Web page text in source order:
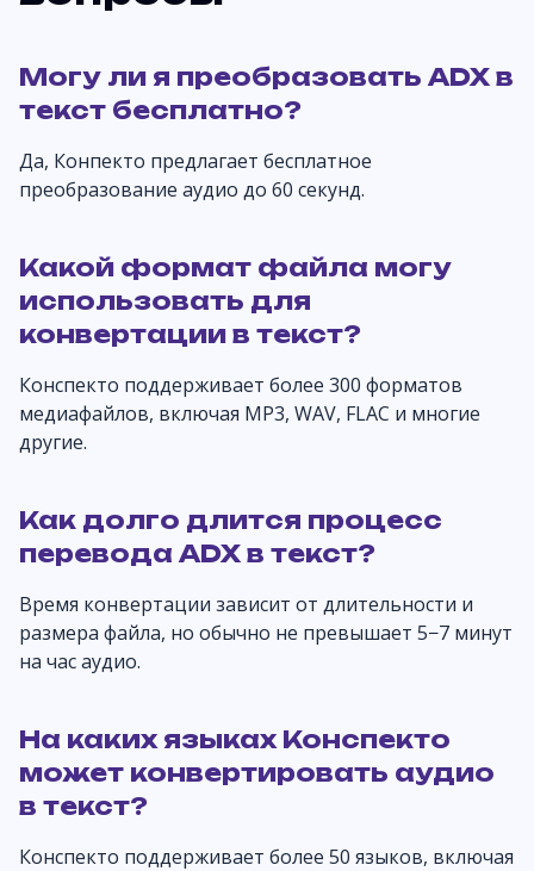
Могу ли я преобразовать ADX в
текст бесплатно?
Да, Конпекто предлагает бесплатное
преобразование аудио до 60 секунд.
Какой формат файла могу
использовать для
конвертации в текст?
Конспекто поддерживает более 300 форматов
медиафайлов, включая MP3, WAV, FLAC и многие
другие.
Как долго длится процесс
перевода ADX в текст?
Время конвертации зависит от длительности и
размера файла, но обычно не превышает 5−7 минут
на час аудио.
На каких языках Конспекто
может конвертировать аудио
в текст?
Конспекто поддерживает более 50 языков, включая